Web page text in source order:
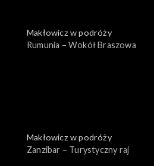
Makłowicz w podróży
Rumunia – Wokół Braszowa
Makłowicz w podróży
Zanzibar – Turystyczny raj